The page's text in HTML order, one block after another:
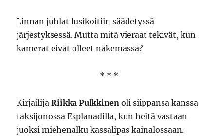
Linnan juhlat lusikoitiin säädetyssä
järjestyksessä. Mutta mitä vieraat tekivät, kun
kamerat eivät olleet näkemässä?
* * *
KirjailijaRiikka Pulkkinen oli siippansa kanssa
taksijonossa Esplanadilla, kun heitä vastaan
juoksi miehenalku kassalipas kainalossaan.